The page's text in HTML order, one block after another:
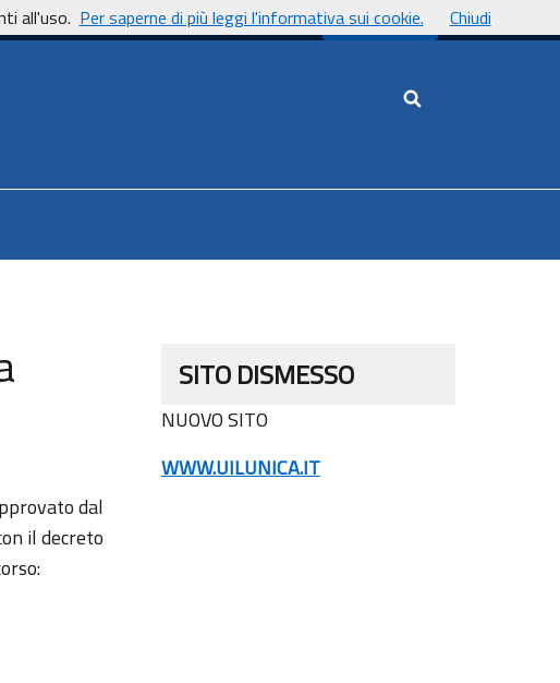
UnicaNews
Cerca nel sito
dal
il decreto
SITO DISMESSO
NUOVO SITO
WWW.UILUNICA.IT
all'uso. Per saperne di più leggi l'informativa sui cookie. Chiudi